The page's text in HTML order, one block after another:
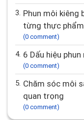
3. Phun môi kiêng bao lâu thì đẹp ? Thời gian kiêng
từng thực phẩm
(0 comment)
4. 6 Dấu hiệu
(0 comment)
5. Chăm sóc môi sau phun 1 tháng? Một số lưu ý
quan trọng
(0 comment)